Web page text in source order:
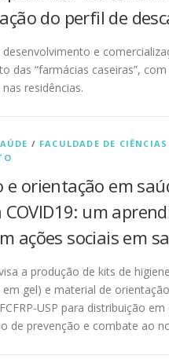
do perfil de
e
das “farmácias caseiras”,
residências.
/ FACULDADE DE
e orientação em
COVID19: um
ações sociais em
a produção de kits de
gel) e material de
USP para distribuição
de prevenção e combate ao